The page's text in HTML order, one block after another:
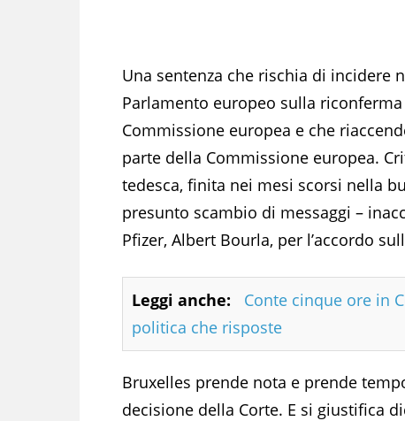
Una sentenza che rischia di incidere
Parlamento europeo sulla
Commissione europea e che
parte della Commissione europea.
tedesca, finita nei mesi scorsi nella
presunto scambio di messaggi –
Pfizer, Albert Bourla, per l’accordo
Leggi anche:
Conte cinque ore in
politica che risposte
Bruxelles prende nota e prende
decisione della Corte. E si giustifica